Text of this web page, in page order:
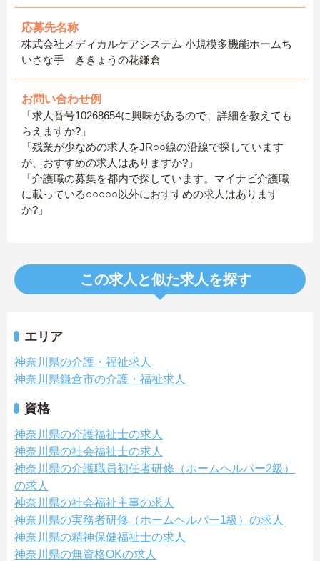
応募先名称
株式会社メディカルケアシステム 小規模多機能ホームち
いさな手 ききょうの花鎌倉
お問い合わせ例
「求人番号10268654に興味があるので、詳細を教えても
らえますか?」
「残業が少なめの求人をJR○○線の沿線で探しています
が、おすすめの求人はありますか?」
「介護職の募集を都内で探しています。マイナビ介護職
に載っている○○○○○以外におすすめの求人はあります
か?」
この求人と似た求人を探す
エリア
神奈川県の介護・福祉求人
神奈川県鎌倉市の介護・福祉求人
資格
神奈川県の介護福祉士の求人
神奈川県の社会福祉士の求人
神奈川県の介護職員初任者研修（ホームヘルパー2級）
の求人
神奈川県の社会福祉主事の求人
神奈川県の実務者研修（ホームヘルパー1級）の求人
神奈川県の精神保健福祉士の求人
神奈川県の無資格OKの求人